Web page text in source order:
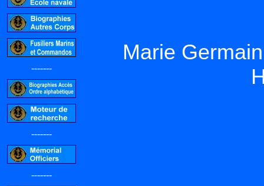
-------
-------
-------
Marie